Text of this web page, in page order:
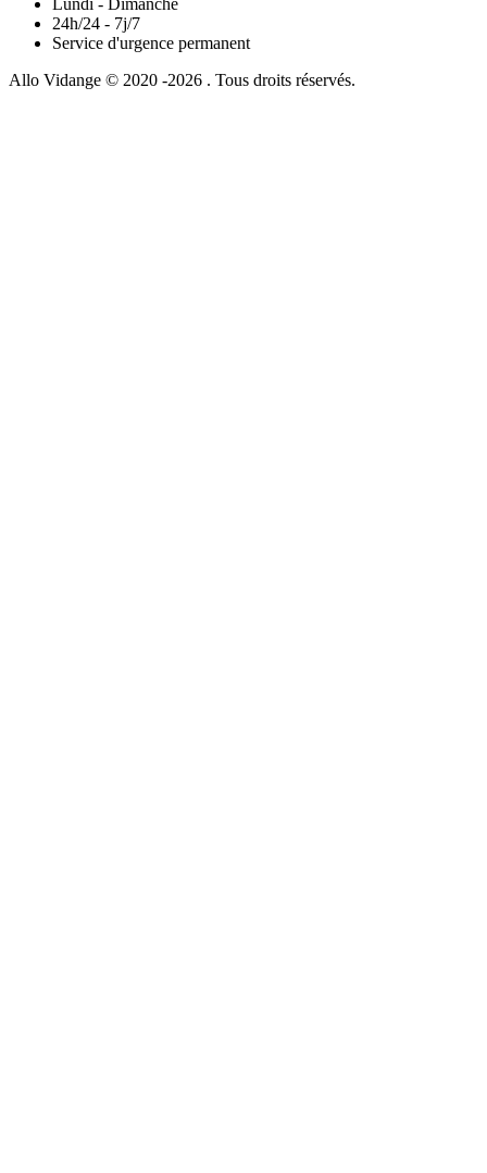
24h/24 - 7j/7
Service d'urgence permanent
Allo Vidange © 2020 -2026 . Tous droits réservés.